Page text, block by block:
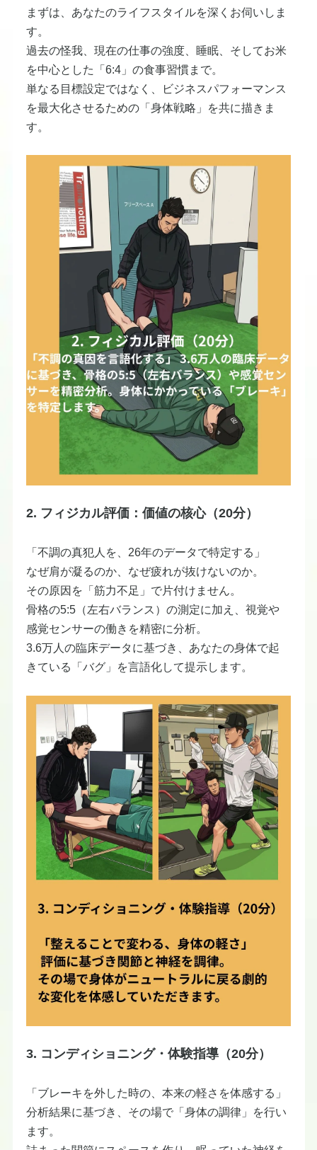
まずは、あなたのライフスタイルを深くお伺いしま
す。
​過去の怪我、現在の仕事の強度、睡眠、そしてお米
を中心とした「6:4」の食事習慣まで。
単なる目標設定ではなく、ビジネスパフォーマンス
を最大化させるための「身体戦略」を共に描きま
す。
2. フィジカル評価：価値の核心（20分）
​「不調の真犯人を、26年のデータで特定する」
なぜ肩が凝るのか、なぜ疲れが抜けないのか。
​その原因を「筋力不足」で片付けません。
骨格の5:5（左右バランス）の測定に加え、視覚や
感覚センサーの働きを精密に分析。
​3.6万人の臨床データに基づき、あなたの身体で起
きている「バグ」を言語化して提示します。
3. コンディショニング・体験指導（20分）
​「ブレーキを外した時の、本来の軽さを体感する」
分析結果に基づき、その場で「身体の調律」を行い
ます。